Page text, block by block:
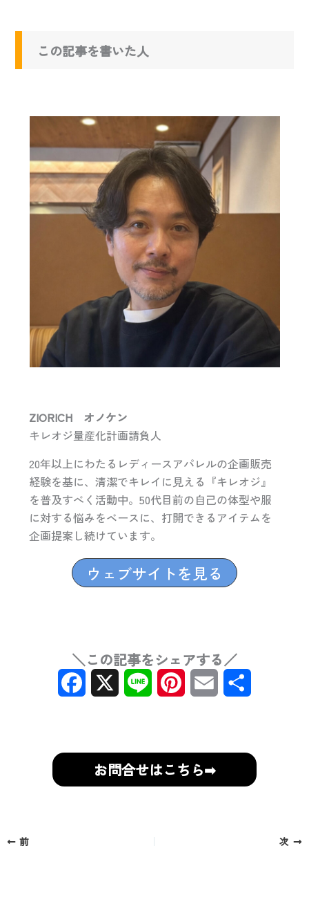
この記事を書いた人
ZIORICH オノケン
キレオジ量産化計画請負人
20年以上にわたるレディースアパレルの企画販売
経験を基に、清潔でキレイに見える『キレオジ』
を普及すべく活動中。50代目前の自己の体型や服
に対する悩みをベースに、打開できるアイテムを
企画提案し続けています。
ウェブサイトを見る
＼この記事をシェアする／
e
t
お問合せはこちら➡
前 次